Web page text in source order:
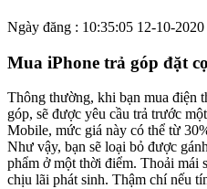
Ngày đăng : 10:35:05 12-10-2020
Mua iPhone trả góp đặt
Thông thường, khi bạn mua điện
góp, sẽ được yêu cầu trả trước
Mobile, mức giá này có thể từ
Như vậy, bạn sẽ loại bỏ được
phẩm ở một thời điểm. Thoải mái
chịu lãi phát sinh. Thậm chí nếu